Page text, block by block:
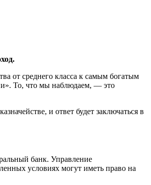
от среднего класса к самым богатым
То, что мы наблюдаем, — это
и ответ будет заключаться в
банк. Управление
условиях могут иметь право на